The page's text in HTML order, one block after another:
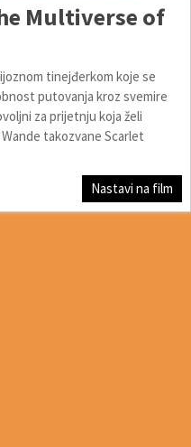
Multiverse of
tinejđerkom koje se
putovanja kroz svemire
za prijetnju koja želi
takozvane Scarlet
Nastavi na film